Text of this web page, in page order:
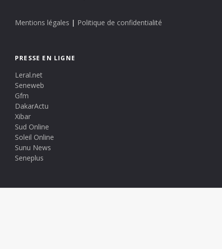
Mentions légales | Politique de confidentialité
PRESSE EN LIGNE
Leral.net
Seneweb
Gfm
DakarActu
Xibar
Sud Online
Soleil Online
Sunu News
Seneplus